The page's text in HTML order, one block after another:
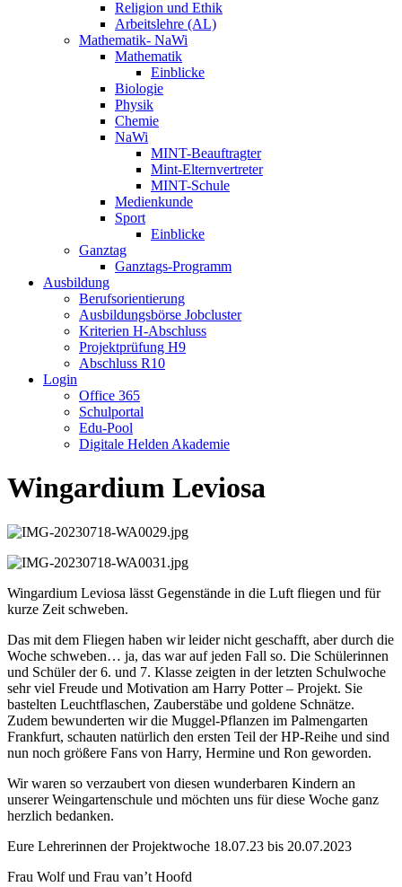
Religion und Ethik
Arbeitslehre (AL)
Mathematik- NaWi
Mathematik
Einblicke
Biologie
Physik
Chemie
NaWi
MINT-Beauftragter
Mint-Elternvertreter
MINT-Schule
Medienkunde
Sport
Einblicke
Ganztag
Ganztags-Programm
Ausbildung
Berufsorientierung
Ausbildungsbörse Jobcluster
Kriterien H-Abschluss
Projektprüfung H9
Abschluss R10
Login
Office 365
Schulportal
Edu-Pool
Digitale Helden Akademie
Wingardium Leviosa
Wingardium Leviosa lässt Gegenstände in die Luft fliegen und für
kurze Zeit schweben.
Das mit dem Fliegen haben wir leider nicht geschafft, aber durch die
Woche schweben… ja, das war auf jeden Fall so. Die Schülerinnen
und Schüler der 6. und 7. Klasse zeigten in der letzten Schulwoche
sehr viel Freude und Motivation am Harry Potter – Projekt. Sie
bastelten Leuchtflaschen, Zauberstäbe und goldene Schnätze.
Zudem bewunderten wir die Muggel-Pflanzen im Palmengarten
Frankfurt, schauten natürlich den ersten Teil der HP-Reihe und sind
nun noch größere Fans von Harry, Hermine und Ron geworden.
Wir waren so verzaubert von diesen wunderbaren Kindern an
unserer Weingartenschule und möchten uns für diese Woche ganz
herzlich bedanken.
Eure Lehrerinnen der Projektwoche 18.07.23 bis 20.07.2023
Frau Wolf und Frau van’t Hoofd